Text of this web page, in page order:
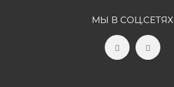
МЫ В СОЦ.СЕТЯХ